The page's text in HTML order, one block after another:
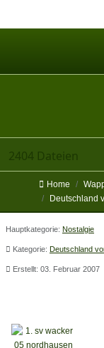
2404 Dateien
Home
Deutschland
Hauptkategorie: Nostalgie
Kategorie: Deutschland
Erstellt: 03. Februar 2007